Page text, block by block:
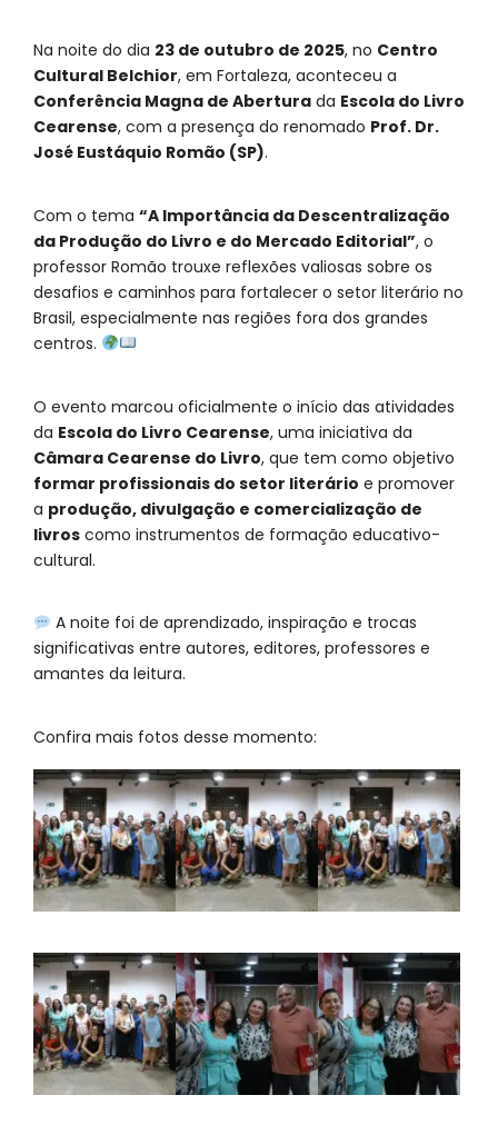
Na noite do dia 23 de outubro de 2025, no Centro
Cultural Belchior, em Fortaleza, aconteceu a
Conferência Magna de Abertura da Escola do Livro
Cearense, com a presença do renomado Prof. Dr.
José Eustáquio Romão (SP).
Com o tema “A Importância da Descentralização
da Produção do Livro e do Mercado Editorial”, o
professor Romão trouxe reflexões valiosas sobre os
desafios e caminhos para fortalecer o setor literário no
Brasil, especialmente nas regiões fora dos grandes
centros.
O evento marcou oficialmente o início das atividades
da Escola do Livro Cearense, uma iniciativa da
Câmara Cearense do Livro, que tem como objetivo
formar profissionais do setor literário e promover
a produção, divulgação e comercialização de
livros como instrumentos de formação educativo-
cultural.
A noite foi de aprendizado, inspiração e trocas
significativas entre autores, editores, professores e
amantes da leitura.
Confira mais fotos desse momento: